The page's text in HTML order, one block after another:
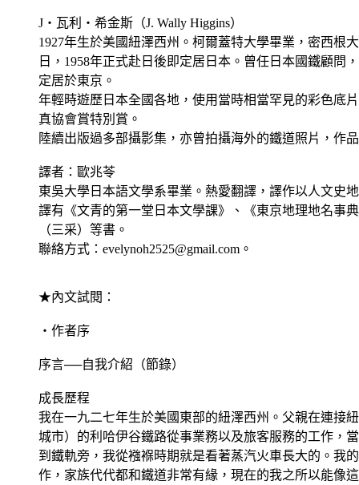
J‧瓦利‧希金斯（J. Wally Higgins）
1927年生於美國紐澤西州。柯爾蓋特大學畢業，密西根
日，1958年正式赴日後即定居日本。曾任日本國鐵顧問
定居於東京。
年輕時遊歷日本全國各地，使用當時相當罕見的彩色底
真協會賞特別賞。
陸續出版過多部攝影集，亦曾拍攝海外的鐵道照片，作
譯者：歐兆苓
東吳大學日本語文學系畢業。熱愛翻譯，譯作以人文史
譯有《文青的第一堂日本文學課》、《東京地理地名事
（三采）等書。
聯絡方式：evelynoh2525@gmail.com。
★內文試閱：
‧作者序
序言──自我介紹（節錄）
成長歷程
我在一九二七年生於美國東部的紐澤西州。父親在連接
城市）的利哈伊谷鐵路從事業務以及旅客服務的工作，
到鐵軌旁，我從襁褓時期就是看著蒸汽火車長大的。我
作，家族代代都和鐵道非常有緣，現在的我之所以能像